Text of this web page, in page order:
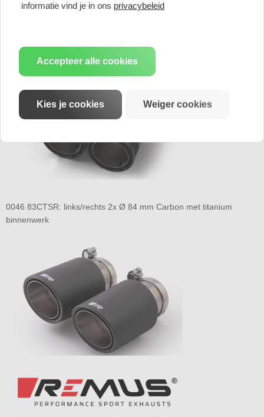
0046 83CTSR: links/rechts 2x Ø 84 mm Carbon met titanium
binnenwerk
informatie vind je in ons privacybeleid
Accepteer alle cookies
Kies je cookies Weiger cookies